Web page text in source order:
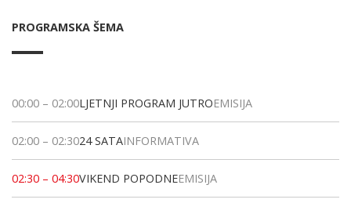
PROGRAMSKA ŠEMA
00:00 – 02:00LJETNJI PROGRAM JUTROEMISIJA
02:00 – 02:3024 SATAINFORMATIVA
02:30 – 04:30VIKEND POPODNEEMISIJA